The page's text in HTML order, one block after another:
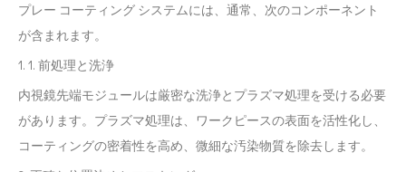
プレー コーティング システムには、通常、次のコンポーネント
が含まれます。
1. 1. 前処理と洗浄
内視鏡先端モジュールは厳密な洗浄とプラズマ処理を受ける必要
があります。プラズマ処理は、ワークピースの表面を活性化し、
コーティングの密着性を高め、微細な汚染物質を除去します。